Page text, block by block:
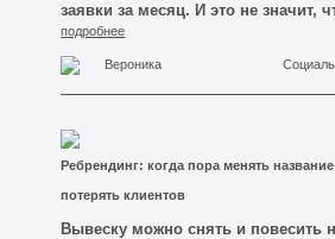
заявки за месяц. И это не значит,
плохой, фотограф слабый или
перестали быть покупателями —
сказал об этом вслух.
подробнее
Вероника
Ребрендинг: когда пора менять
потерять клиентов
Вывеску можно снять и повесить